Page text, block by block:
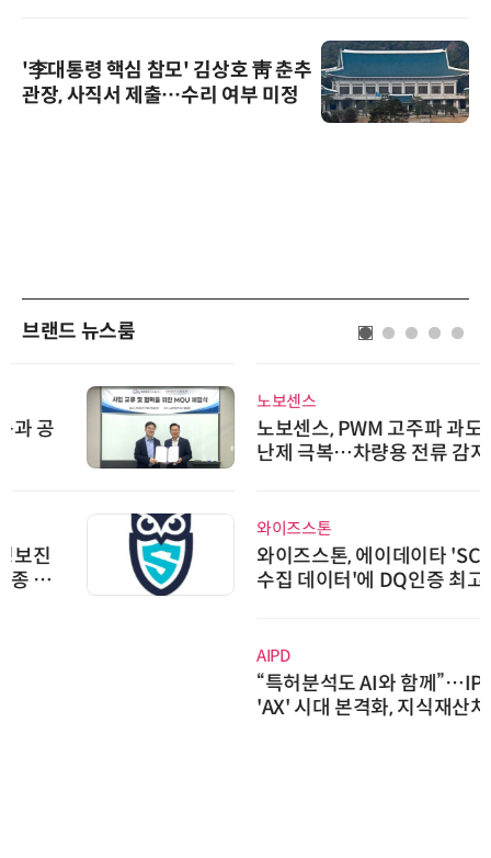
'李대통령 핵심 참모' 김상호 靑 춘추
관장, 사직서 제출…수리 여부 미정
브랜드 뉴스룸
노보센스, PWM 고주파 과도 간섭
난제 극복…차량용 전류 감지 증폭
와이즈스톤, 에이데이타 'SCV 기반
수집 데이터'에 DQ인증 최고 등급
“특허분석도 AI와 함께”…IP산업
'AX' 시대 본격화, 지식재산처 1호